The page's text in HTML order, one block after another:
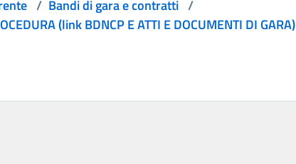
/ Bandi di gara e contratti /
(link BDNCP E ATTI E DOCUMENTI DI GARA)